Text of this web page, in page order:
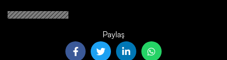
Paylaş